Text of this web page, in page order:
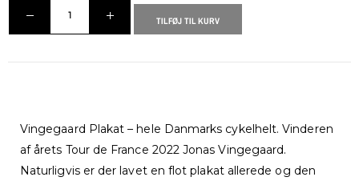
TILFØJ TIL KURV
Vingegaard Plakat – hele Danmarks cykelhelt. Vinderen
af årets Tour de France 2022 Jonas Vingegaard.
Naturligvis er der lavet en flot plakat allerede og den